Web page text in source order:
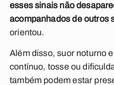
esses sinais não
acompanhados de outros
orientou.
Além disso, suor noturno
contínuo, tosse ou
também podem estar